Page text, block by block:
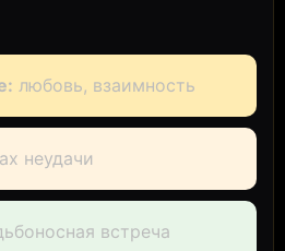
любовь, взаимность
неудачи
встреча